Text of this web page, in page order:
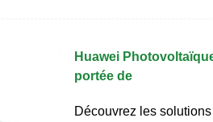
Huawei
portée de
Découvrez les